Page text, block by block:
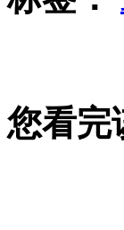
外交部：有
您看完